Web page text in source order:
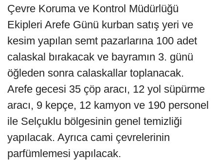
Çevre Koruma ve Kontrol Müdürlüğü
Ekipleri Arefe Günü kurban satış yeri ve
kesim yapılan semt pazarlarına 100 adet
calaskal bırakacak ve bayramın 3. günü
öğleden sonra calaskallar toplanacak.
Arefe gecesi 35 çöp aracı, 12 yol süpürme
aracı, 9 kepçe, 12 kamyon ve 190 personel
ile Selçuklu bölgesinin genel temizliği
yapılacak. Ayrıca cami çevrelerinin
parfümlemesi yapılacak.